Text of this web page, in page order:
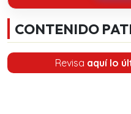
CONTENIDO
Revisa aquí lo